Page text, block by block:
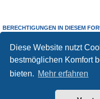
Diese Website nutzt
bestmöglichen Komfort
bieten. Mehr erfahren
BERECHTIGUNGEN IN DIESEM
Du darfst keineAntworten zu Themen
Du darfst deine Beiträge in diesem
Du darfst deine Beiträge in diesem
keine